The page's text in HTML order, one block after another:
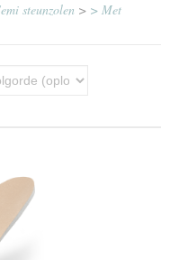
steunzolen > > Met